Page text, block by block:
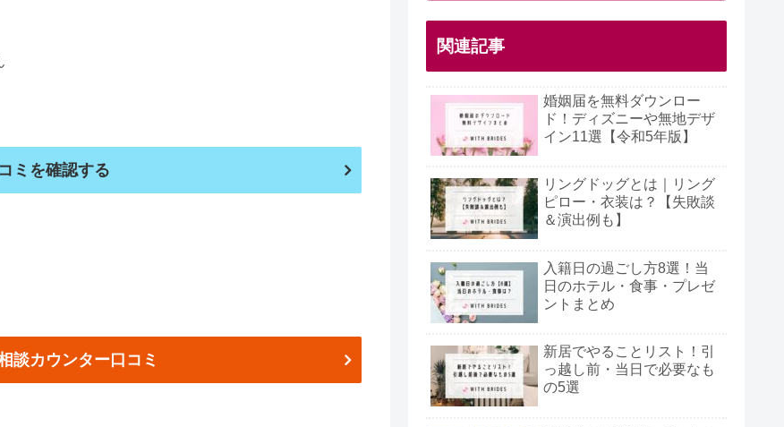
ミを確認する
談カウンター口コミ
関連記事
婚姻届を無料ダウンロー
ド！ディズニーや無地デザ
イン11選【令和5年版】
リングドッグとは｜リング
ピロー・衣装は？【失敗談
＆演出例も】
入籍日の過ごし方8選！当
日のホテル・食事・プレゼ
ントまとめ
新居でやることリスト！引
っ越し前・当日で必要なも
の5選